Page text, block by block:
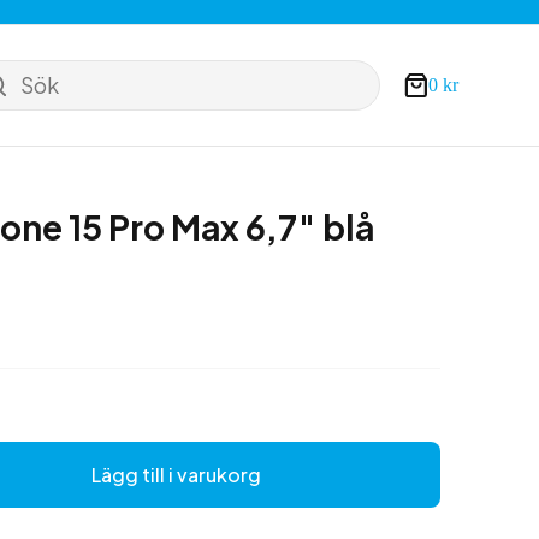
Sök Varukorg
0 kr
15 Pro Max 6,7″ blå
Lägg till i varukorg